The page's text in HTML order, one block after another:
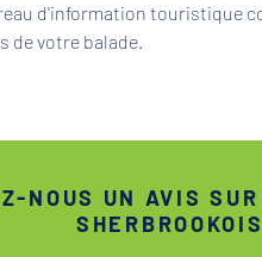
d'information touristique
de votre balade.
NOUS UN AVIS